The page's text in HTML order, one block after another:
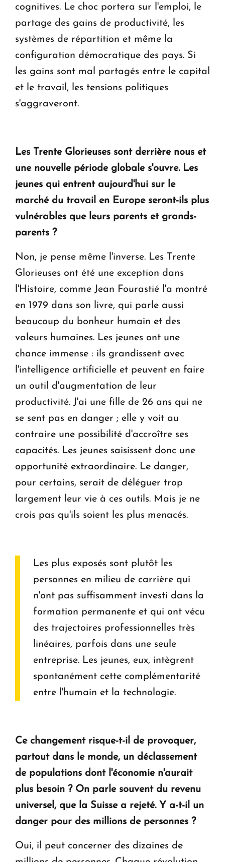
cognitives. Le choc portera sur l'emploi, le
partage des gains de productivité, les
systèmes de répartition et même la
configuration démocratique des pays. Si
les gains sont mal partagés entre le capital
et le travail, les tensions politiques
s'aggraveront.
Les Trente Glorieuses sont derrière nous et
une nouvelle période globale s'ouvre. Les
jeunes qui entrent aujourd'hui sur le
marché du travail en Europe seront-ils plus
vulnérables que leurs parents et grands-
parents ?
Non, je pense même l'inverse. Les Trente
Glorieuses ont été une exception dans
l'Histoire, comme Jean Fourastié l'a montré
en 1979 dans son livre, qui parle aussi
beaucoup du bonheur humain et des
valeurs humaines. Les jeunes ont une
chance immense : ils grandissent avec
l'intelligence artificielle et peuvent en faire
un outil d'augmentation de leur
productivité. J'ai une fille de 26 ans qui ne
se sent pas en danger ; elle y voit au
contraire une possibilité d'accroître ses
capacités. Les jeunes saisissent donc une
opportunité extraordinaire. Le danger,
pour certains, serait de déléguer trop
largement leur vie à ces outils. Mais je ne
crois pas qu'ils soient les plus menacés.
Les plus exposés sont plutôt les
personnes en milieu de carrière qui
n'ont pas suffisamment investi dans la
formation permanente et qui ont vécu
des trajectoires professionnelles très
linéaires, parfois dans une seule
entreprise. Les jeunes, eux, intègrent
spontanément cette complémentarité
entre l'humain et la technologie.
Ce changement risque-t-il de provoquer,
partout dans le monde, un déclassement
de populations dont l'économie n'aurait
plus besoin ? On parle souvent du revenu
universel, que la Suisse a rejeté. Y a-t-il un
danger pour des millions de personnes ?
Oui, il peut concerner des dizaines de